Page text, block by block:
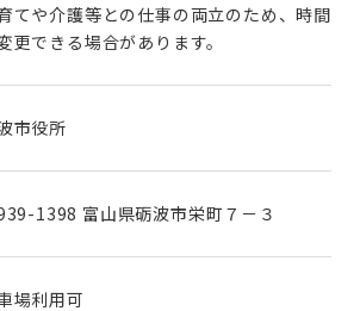
てや介護等との仕事の両立のため、時間
更できる場合があります。
市役所
1398 富山県砺波市栄町７－３
場利用可